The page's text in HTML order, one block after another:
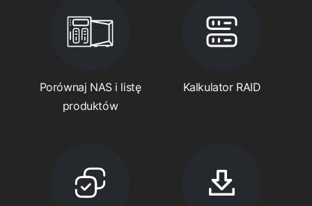
Porównaj NAS i listę
produktów
Kalkulator RAID